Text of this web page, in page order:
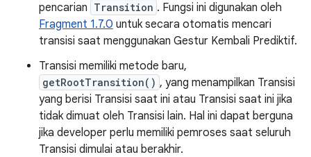
pencarian Transition . Fungsi ini digunakan oleh
Fragment 1.7.0 untuk secara otomatis mencari
transisi saat menggunakan Gestur Kembali Prediktif.
Transisi memiliki metode baru,
getRootTransition() , yang menampilkan Transisi
yang berisi Transisi saat ini atau Transisi saat ini jika
tidak dimuat oleh Transisi lain. Hal ini dapat berguna
jika developer perlu memiliki pemroses saat seluruh
Transisi dimulai atau berakhir.